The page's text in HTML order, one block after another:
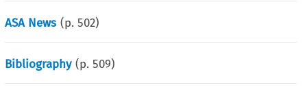
ASA News (p.502)
Bibliography (p.509)